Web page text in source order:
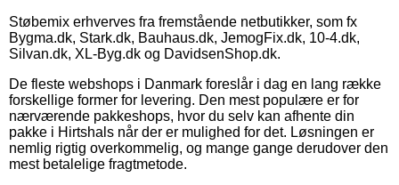
Støbemix erhverves fra fremstående netbutikker, som fx
Bygma.dk, Stark.dk, Bauhaus.dk, JemogFix.dk, 10-4.dk,
Silvan.dk, XL-Byg.dk og DavidsenShop.dk.
De fleste webshops i Danmark foreslår i dag en lang række
forskellige former for levering. Den mest populære er for
nærværende pakkeshops, hvor du selv kan afhente din
pakke i Hirtshals når der er mulighed for det. Løsningen er
nemlig rigtig overkommelig, og mange gange derudover den
mest betalelige fragtmetode.